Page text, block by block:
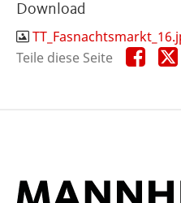
Download
Teile diese Seite
Teile
diese